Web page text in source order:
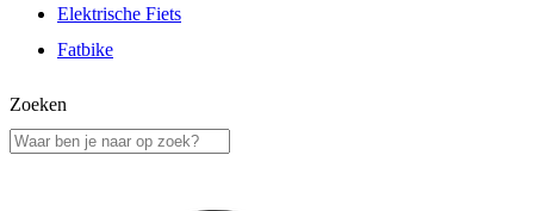
Elektrische Fiets
Fatbike
Zoeken